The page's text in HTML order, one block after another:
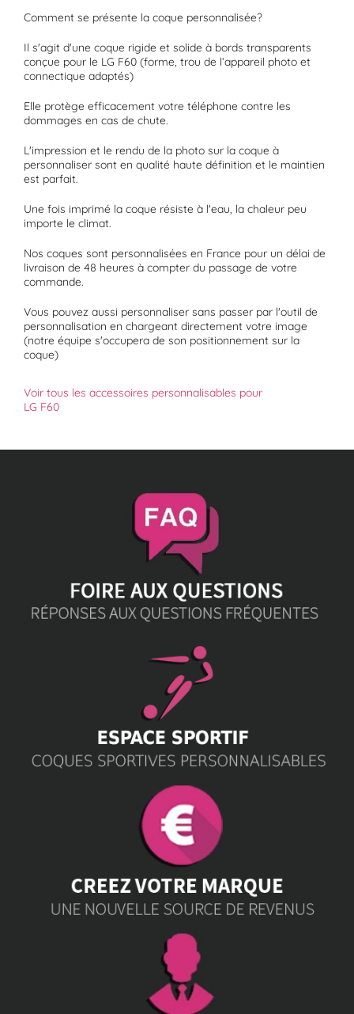
Comment se présente la coque personnalisée?
Il s'agit d'une coque rigide et solide à bords transparents
conçue pour le LG F60 (forme, trou de l’appareil photo et
connectique adaptés)
Elle protège efficacement votre téléphone contre les
dommages en cas de chute.
L'impression et le rendu de la photo sur la coque à
personnaliser sont en qualité haute définition et le maintien
est parfait.
Une fois imprimé la coque résiste à l'eau, la chaleur peu
importe le climat.
Nos coques sont personnalisées en France pour un délai de
livraison de 48 heures à compter du passage de votre
commande.
Vous pouvez aussi personnaliser sans passer par l'outil de
personnalisation en chargeant directement votre image
(notre équipe s'occupera de son positionnement sur la
coque)
Voir tous les accessoires personnalisables pour
LG F60